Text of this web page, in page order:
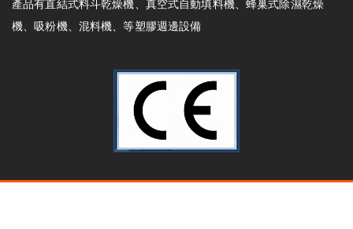
產品有直結式料斗乾燥機、真空式自動填料機、蜂巢式除濕乾燥
機、吸粉機、混料機、等塑膠週邊設備